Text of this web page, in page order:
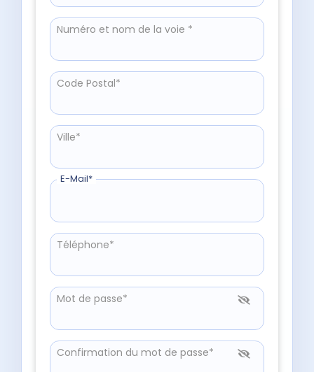
Numéro et nom de la voie *
Code Postal*
Ville*
E-Mail*
Téléphone*
Mot de passe*
Confirmation du mot de passe*